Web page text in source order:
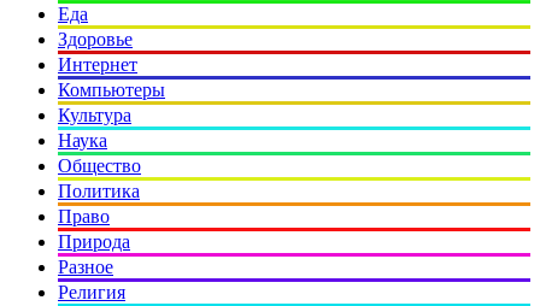
Еда
Здоровье
Интернет
Компьютеры
Культура
Наука
Общество
Политика
Право
Природа
Разное
Религия